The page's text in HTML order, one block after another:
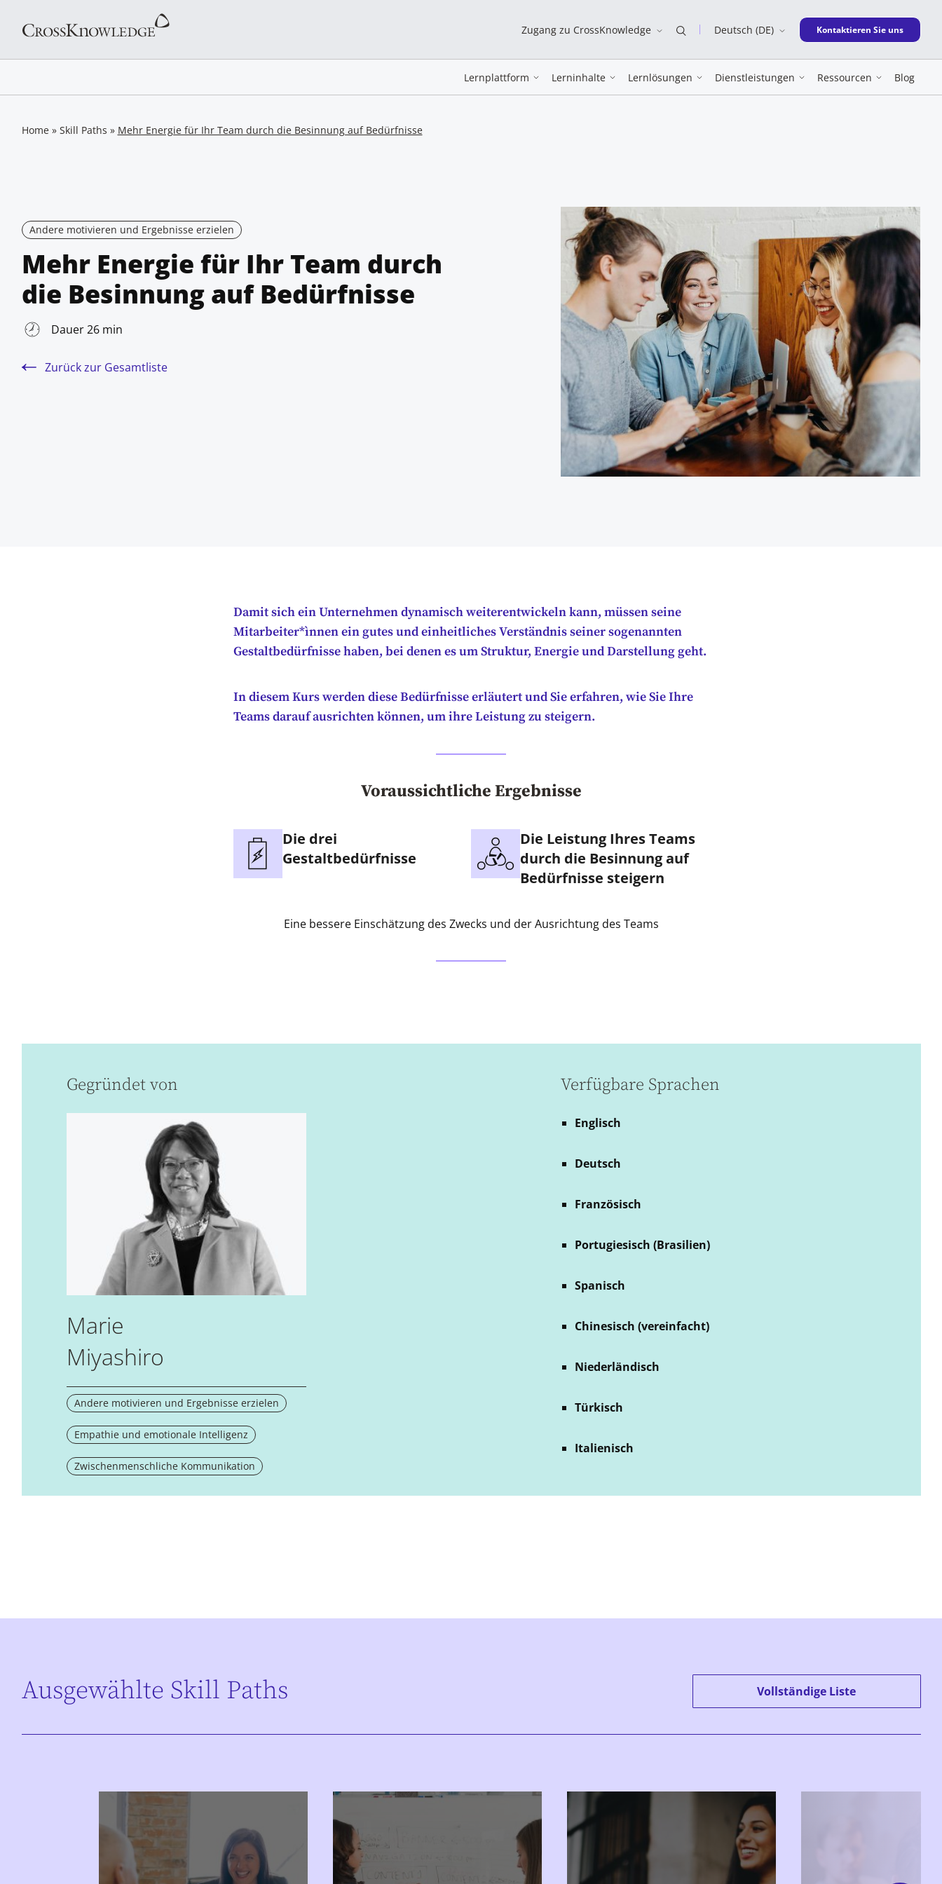
Zugang zu CrossKnowledge Deutsch (DE) New window
Kontaktieren Sie uns
Lernplattform Lerninhalte Lernlösungen Dienstleistungen Ressourcen Blog
Home» Skill Paths » Mehr Energie für Ihr Team durch die Besinnung auf Bedürfnisse
Andere motivieren und Ergebnisse erzielen
Mehr Energie für Ihr Team durch
die Besinnung auf Bedürfnisse
Dauer 26 min
Zurück zur Gesamtliste
Damit sich ein Unternehmen dynamisch weiterentwickeln kann, müssen seine
Mitarbeiter*ìnnen ein gutes und einheitliches Verständnis seiner sogenannten
Gestaltbedürfnisse haben, bei denen es um Struktur, Energie und Darstellung geht.
In diesem Kurs werden diese Bedürfnisse erläutert und Sie erfahren, wie Sie Ihre
Teams darauf ausrichten können, um ihre Leistung zu steigern.
Voraussichtliche Ergebnisse
Die drei
Gestaltbedürfnisse
Die Leistung Ihres Teams
durch die Besinnung auf
Bedürfnisse steigern
Eine bessere Einschätzung des Zwecks und der Ausrichtung des Teams
Gegründet von
Marie
Miyashiro
Andere motivieren und Ergebnisse erzielen
Empathie und emotionale Intelligenz
Zwischenmenschliche Kommunikation
Verfügbare Sprachen
Englisch
Deutsch
Französisch
Portugiesisch (Brasilien)
Spanisch
Chinesisch (vereinfacht)
Niederländisch
Türkisch
Italienisch
Ausgewählte Skill Paths Vollständige Liste